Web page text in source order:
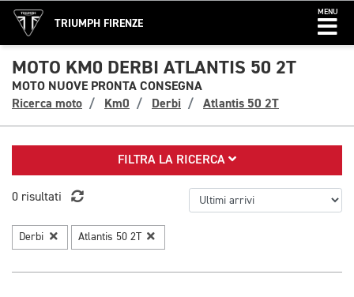
TRIUMPH FIRENZE
MENU
MOTO KM0 DERBI ATLANTIS 50 2T
MOTO NUOVE PRONTA CONSEGNA
Ricerca moto
Km0 Derbi Atlantis 50 2T
FILTRA LA RICERCA
0 risultati
Derbi Atlantis 50 2T